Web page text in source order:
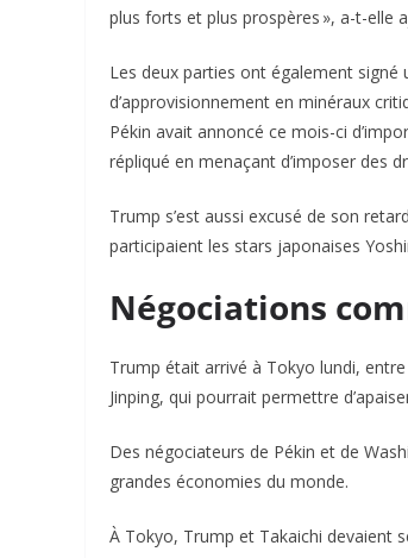
plus forts et plus prospères », a-t-elle
Les deux parties ont également signé
d’approvisionnement en minéraux
Pékin avait annoncé ce mois-ci
répliqué en menaçant d’imposer des
Trump s’est aussi excusé de son
participaient les stars japonaises
Négociations
Trump était arrivé à Tokyo lundi,
Jinping, qui pourrait permettre
Des négociateurs de Pékin et de
grandes économies du monde.
À Tokyo, Trump et Takaichi devaient